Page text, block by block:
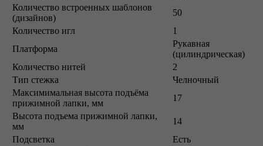
Количество встроенных шаблонов
(дизайнов)
50
Количество игл
1
Платформа
Рукавная
(цилиндрическая)
Количество нитей
2
Тип стежка
Челночный
Максимимальная высота подъёма
прижимной лапки, мм
17
Высота подъема прижимной лапки,
мм
14
Подсветка
Есть